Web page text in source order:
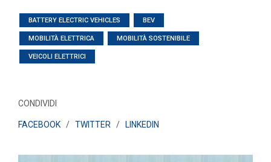
BATTERY ELECTRIC VEHICLES BEV
MOBILITÀ ELETTRICA MOBILITÀ SOSTENIBILE
VEICOLI ELETTRICI
CONDIVIDI
FACEBOOK / TWITTER / LINKEDIN